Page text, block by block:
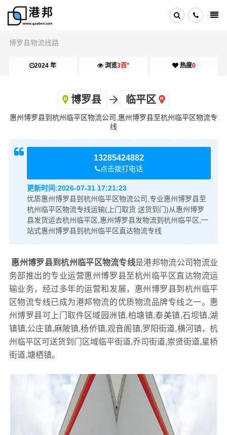
博罗县物流线路
2024 年 浏览3百+ 热度0
博罗县 临平区
惠州博罗县到杭州临平区物流公司,惠州博罗县至杭州临平区物流专
线
13285424882
点击拨打电话
更新时间:2026-07-31 17:21:23
优质惠州博罗县到杭州临平区物流公司,专业惠州博罗县至
杭州临平区物流专线运输(上门取货 送货到门)从惠州博罗
县发货运去杭州临平区,惠州博罗县发物流到杭州临平区,一
站式惠州博罗县到杭州临平区直达物流专线
惠州博罗县到杭州临平区物流专线是港邦物流公司物流业
务部推出的专业运营惠州博罗县至杭州临平区直达物流运
输业务，经过多年的运营和发展，惠州博罗县到杭州临平
区物流专线已成为港邦物流的优质物流品牌专线之一。惠
州博罗县可上门取件区域园洲镇,柏塘镇,泰美镇,石坝镇,湖
镇镇,公庄镇,麻陂镇,杨侨镇,观音阁镇,罗阳街道,横河镇，杭
州临平区可送货到门区域临平街道,乔司街道,崇贤街道,星桥
街道,塘栖镇。